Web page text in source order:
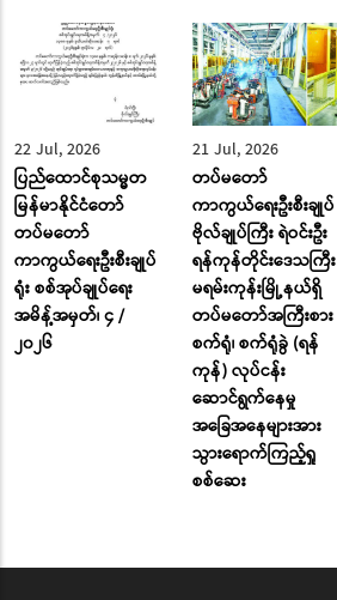
22 Jul, 2026
ပြည်ထောင်စုသမ္မတ
မြန်မာနိုင်ငံတော်
တပ်မတော်
ကာကွယ်ရေးဦးစီးချုပ်
ရုံး စစ်အုပ်ချုပ်ရေး
အမိန့်အမှတ်၊ ၄ /
၂၀၂၆
21 Jul, 2026
တပ်မတော်
ကာကွယ်ရေးဦးစီးချုပ်
ဗိုလ်ချုပ်ကြီး ရဲဝင်းဦး
ရန်ကုန်တိုင်းဒေသကြီး
မရမ်းကုန်းမြို့နယ်ရှိ
တပ်မတော်အကြီးစား
စက်ရုံ၊ စက်ရုံခွဲ (ရန်
ကုန်) လုပ်ငန်း
ဆောင်ရွက်နေမှု
အခြေအနေများအား
သွားရောက်ကြည့်ရှု
စစ်ဆေး